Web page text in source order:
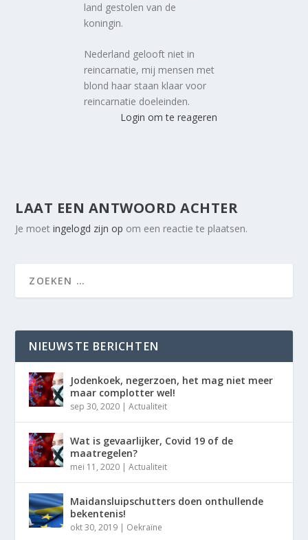
land gestolen van de
koningin.
Nederland gelooft niet in
reincarnatie, mij mensen met
blond haar staan klaar voor
reincarnatie doeleinden.
Login om te reageren
LAAT EEN ANTWOORD ACHTER
Je moetingelogd zijn op om een reactie te plaatsen.
NIEUWSTE BERICHTEN
Jodenkoek, negerzoen, het mag niet meer
maar complotter wel!
sep 30, 2020 |Actualiteit
Wat is gevaarlijker, Covid 19 of de
maatregelen?
mei 11, 2020 |Actualiteit
Maidansluipschutters doen onthullende
bekentenis!
okt 30, 2019 Oekraïne